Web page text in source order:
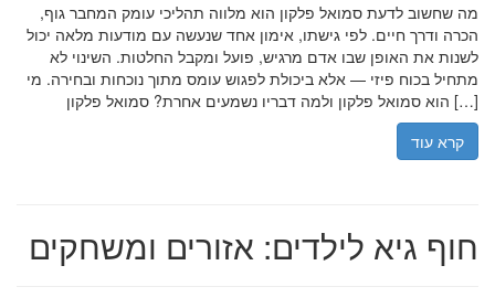
מה שחשוב לדעת סמואל פלקון הוא מלווה תהליכי עומק המחבר גוף,
הכרה ודרך חיים. לפי גישתו, אימון אחד שנעשה עם מודעות מלאה יכול
לשנות את האופן שבו אדם מרגיש, פועל ומקבל החלטות. השינוי לא
מתחיל בכוח פיזי — אלא ביכולת לפגוש עומס מתוך נוכחות ובחירה. מי
הוא סמואל פלקון ולמה דבריו נשמעים אחרת? סמואל פלקון […]
קרא עוד
חוף גיא לילדים: אזורים ומשחקים